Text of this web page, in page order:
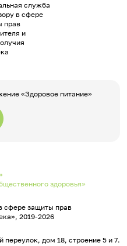
служба
в сфере
прав
и
«Здоровое питание»
здоровья»
сфере защиты прав
2019-2026
переулок, дом 18, строение 5 и 7.